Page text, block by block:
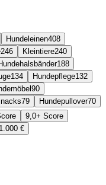
Hundeleinen408
246 Kleintiere240
188
134 Hundepflege132
90
79 Hundepullover70
9,0+ Score
€